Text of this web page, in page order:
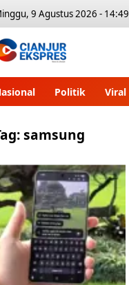
9 Agustus 2026 - 14:49
Politik Viral
samsung